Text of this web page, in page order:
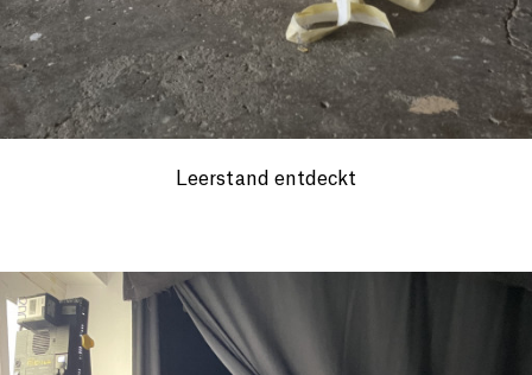
Leerstand entdeckt